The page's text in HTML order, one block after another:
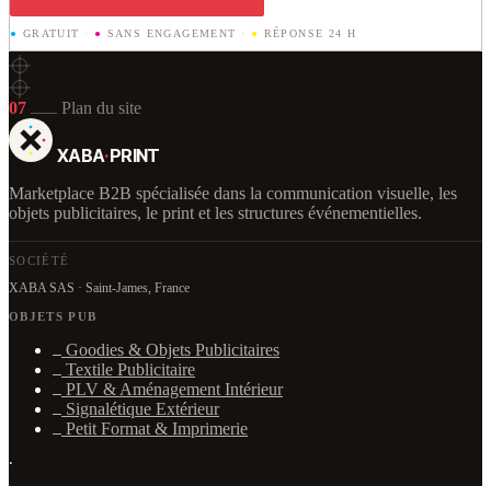
● GRATUIT · ● SANS ENGAGEMENT · ● RÉPONSE 24 H
07 Plan du site
XABA·PRINT
Marketplace B2B spécialisée dans la communication visuelle, les
objets publicitaires, le print et les structures événementielles.
SOCIÉTÉ
XABA SAS · Saint-James, France
OBJETS PUB
Goodies & Objets Publicitaires
Textile Publicitaire
PLV & Aménagement Intérieur
Signalétique Extérieur
Petit Format & Imprimerie
·